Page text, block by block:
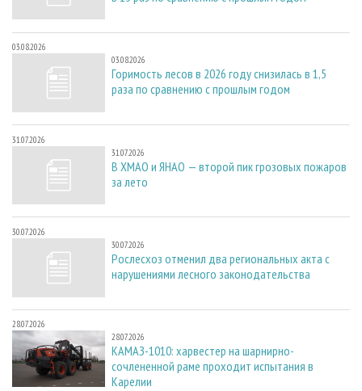
03.08.2026
03.08.2026
Горимость лесов в 2026 году снизилась в 1,5
раза по сравнению с прошлым годом
31.07.2026
31.07.2026
В ХМАО и ЯНАО — второй пик грозовых пожаров
за лето
30.07.2026
30.07.2026
Рослесхоз отменил два региональных акта с
нарушениями лесного законодательства
28.07.2026
28.07.2026
КАМАЗ-1010: харвестер на шарнирно-
сочлененной раме проходит испытания в
Карелии